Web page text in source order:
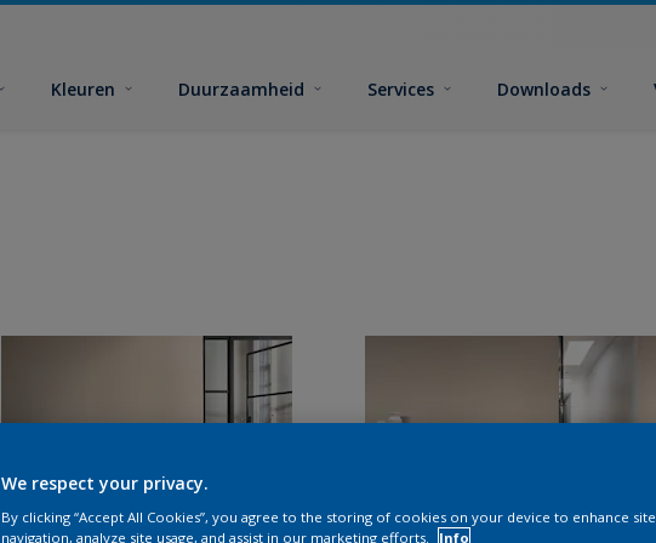
Kleuren Duurzaamheid Services Downloads
We respect your privacy.
By clicking “Accept All Cookies”, you agree to the storing of cookies on your device to enhance site
navigation, analyze site usage, and assist in our marketing efforts.
Info